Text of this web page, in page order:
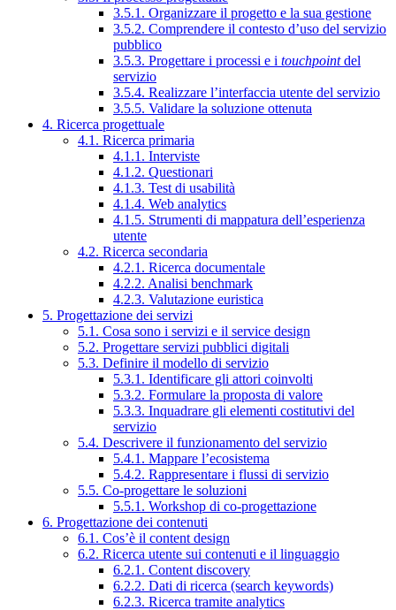
3.5.1. Organizzare il progetto e la sua gestione
3.5.2. Comprendere il contesto d’uso del servizio
pubblico
3.5.3. Progettare i processi e i touchpointdel
servizio
3.5.4. Realizzare l’interfaccia utente del servizio
3.5.5. Validare la soluzione ottenuta
4. Ricerca progettuale
4.1. Ricerca primaria
4.1.1. Interviste
4.1.2. Questionari
4.1.3. Test di usabilità
4.1.4. Web analytics
4.1.5. Strumenti di mappatura dell’esperienza
utente
4.2. Ricerca secondaria
4.2.1. Ricerca documentale
4.2.2. Analisi benchmark
4.2.3. Valutazione euristica
5. Progettazione dei servizi
5.1. Cosa sono i servizi e il service design
5.2. Progettare servizi pubblici digitali
5.3. Definire il modello di servizio
5.3.1. Identificare gli attori coinvolti
5.3.2. Formulare la proposta di valore
5.3.3. Inquadrare gli elementi costitutivi del
servizio
5.4. Descrivere il funzionamento del servizio
5.4.1. Mappare l’ecosistema
5.4.2. Rappresentare i flussi di servizio
5.5. Co-progettare le soluzioni
5.5.1. Workshop di co-progettazione
6. Progettazione dei contenuti
6.1. Cos’è il content design
6.2. Ricerca utente sui contenuti e il linguaggio
6.2.1. Content discovery
6.2.2. Dati di ricerca (search keywords)
6.2.3. Ricerca tramite analytics